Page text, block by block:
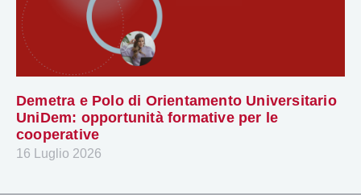
Demetra e Polo di Orientamento Universitario
UniDem: opportunità formative per le
cooperative
16 Luglio 2026